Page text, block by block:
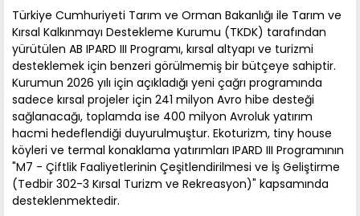
Türkiye Cumhuriyeti Tarım ve Orman Bakanlığı ile Tarım ve
Kırsal Kalkınmayı Destekleme Kurumu (TKDK) tarafından
yürütülen AB IPARD III Programı, kırsal altyapı ve turizmi
desteklemek için benzeri görülmemiş bir bütçeye sahiptir.
Kurumun 2026 yılı için açıkladığı yeni çağrı programında
sadece kırsal projeler için 241 milyon Avro hibe desteği
sağlanacağı, toplamda ise 400 milyon Avroluk yatırım
hacmi hedeflendiği duyurulmuştur. Ekoturizm, tiny house
köyleri ve termal konaklama yatırımları IPARD III Programının
"M7 - Çiftlik Faaliyetlerinin Çeşitlendirilmesi ve İş Geliştirme
(Tedbir 302-3 Kırsal Turizm ve Rekreasyon)" kapsamında
desteklenmektedir.